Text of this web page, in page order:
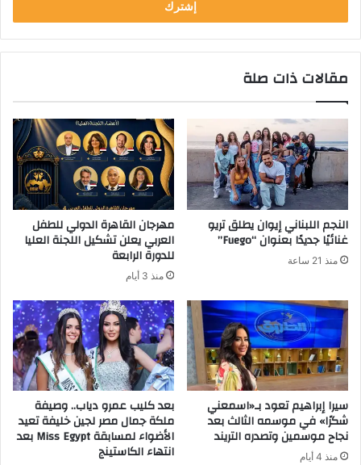
ب
ر
د
ا
إ
ك
ت
ر
و
ن
ي
مقالات ذات صلة
النجم اللبناني إيوان يطلق تريو
غنائيًا جديدًا بعنوان “Fuego”
منذ 21 ساعة
مهرجان القاهرة الدولي للطفل
العربي يعلن تشكيل اللجنة العليا
للدورة الرابعة
منذ 3 أيام
سيرا إبراهيم تعود بـ«اسمعني
شكرًا» في موسمه الثالث بعد
نجاح موسمين وتصدره التريند
منذ 4 أيام
بعد كليب عمرو دياب.. وصيفة
ملكة جمال مصر لجين خليفة تعيد
الأضواء لمسابقة Miss Egypt بعد
انتهاء الكاستينج